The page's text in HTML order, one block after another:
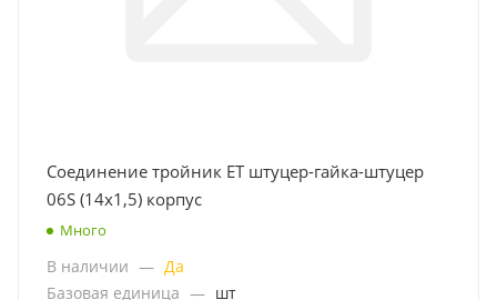
Соединение тройник ET штуцер-гайка-штуцер
06S (14x1,5) корпус
Много
В наличии — Да
Базовая единица — шт